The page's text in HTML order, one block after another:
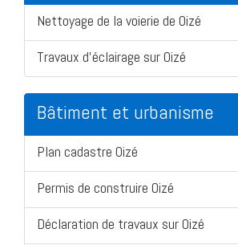
Nettoyage de la voierie de Oizé
Travaux d'éclairage sur Oizé
Bâtiment et urbanisme
Plan cadastre Oizé
Permis de construire Oizé
Déclaration de travaux sur Oizé